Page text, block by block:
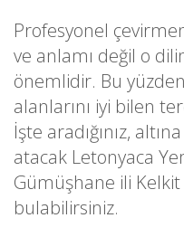
Profesyonel
ve anlamı değil o
önemlidir. Bu
alanlarını iyi bilen
İşte aradığınız,
atacak Letonyaca
Gümüşhane ili
bulabilirsiniz.